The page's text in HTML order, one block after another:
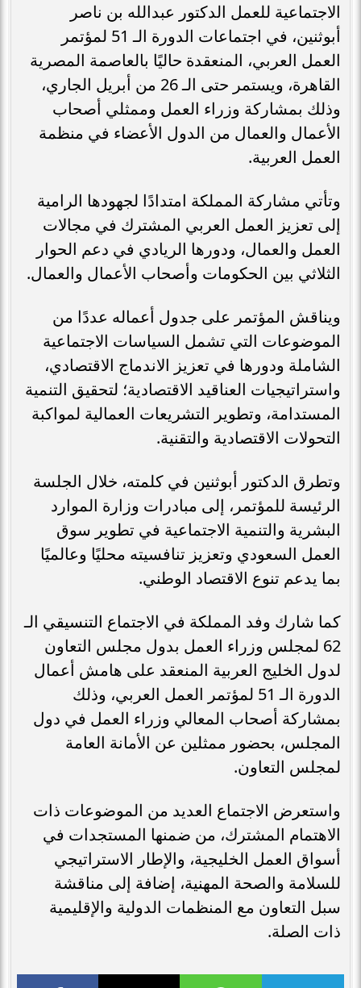
الاجتماعية للعمل الدكتور عبدالله بن ناصر
أبوثنين، في اجتماعات الدورة الـ 51 لمؤتمر
العمل العربي، المنعقدة حاليًا بالعاصمة المصرية
القاهرة، ويستمر حتى الـ 26 من أبريل الجاري،
وذلك بمشاركة وزراء العمل وممثلي أصحاب
الأعمال والعمال من الدول الأعضاء في منظمة
العمل العربية.
وتأتي مشاركة المملكة امتدادًا لجهودها الرامية
إلى تعزيز العمل العربي المشترك في مجالات
العمل والعمال، ودورها الريادي في دعم الحوار
الثلاثي بين الحكومات وأصحاب الأعمال والعمال.
ويناقش المؤتمر على جدول أعماله عددًا من
الموضوعات التي تشمل السياسات الاجتماعية
الشاملة ودورها في تعزيز الاندماج الاقتصادي،
واستراتيجيات العناقيد الاقتصادية؛ لتحقيق التنمية
المستدامة، وتطوير التشريعات العمالية لمواكبة
التحولات الاقتصادية والتقنية.
وتطرق الدكتور أبوثنين في كلمته، خلال الجلسة
الرئيسة للمؤتمر، إلى مبادرات وزارة الموارد
البشرية والتنمية الاجتماعية في تطوير سوق
العمل السعودي وتعزيز تنافسيته محليًا وعالميًا
بما يدعم تنوع الاقتصاد الوطني.
كما شارك وفد المملكة في الاجتماع التنسيقي الـ
62 لمجلس وزراء العمل بدول مجلس التعاون
لدول الخليج العربية المنعقد على هامش أعمال
الدورة الـ 51 لمؤتمر العمل العربي، وذلك
بمشاركة أصحاب المعالي وزراء العمل في دول
المجلس، بحضور ممثلين عن الأمانة العامة
لمجلس التعاون.
واستعرض الاجتماع العديد من الموضوعات ذات
الاهتمام المشترك، من ضمنها المستجدات في
أسواق العمل الخليجية، والإطار الاستراتيجي
للسلامة والصحة المهنية، إضافة إلى مناقشة
سبل التعاون مع المنظمات الدولية والإقليمية
ذات الصلة.